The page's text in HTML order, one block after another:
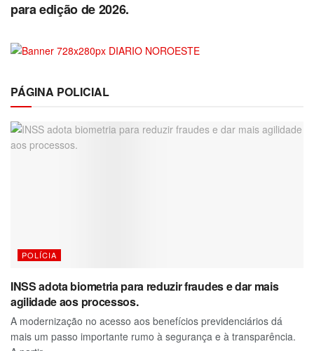
para edição de 2026.
PÁGINA POLICIAL
POLÍCIA
INSS adota biometria para reduzir fraudes e dar mais
agilidade aos processos.
A modernização no acesso aos benefícios previdenciários dá
mais um passo importante rumo à segurança e à transparência.